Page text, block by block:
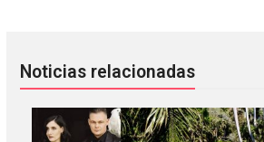
Noticias relacionadas